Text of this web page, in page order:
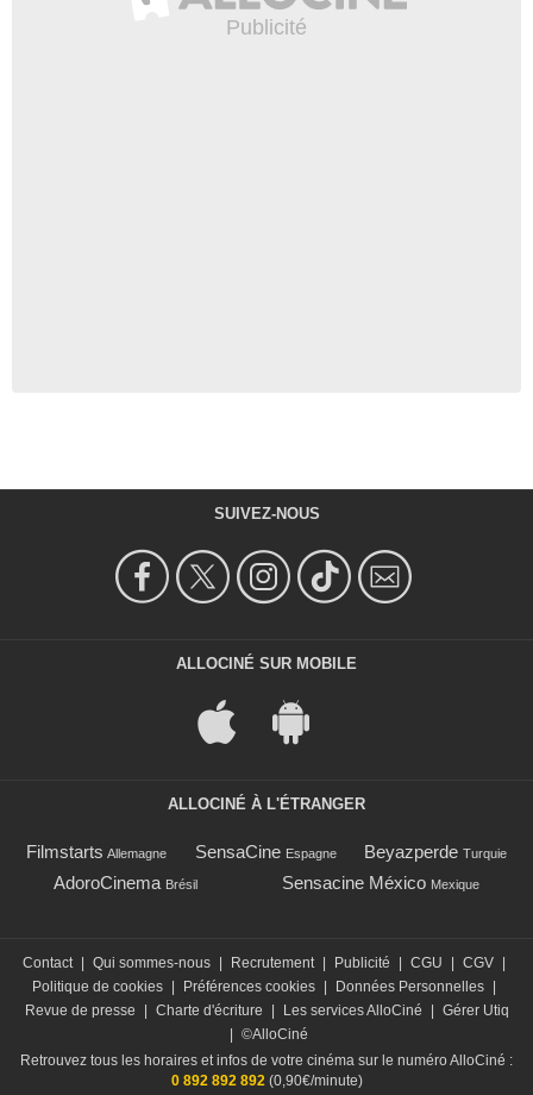
SUIVEZ-NOUS
ALLOCINÉ SUR MOBILE
ALLOCINÉ À L'ÉTRANGER
Filmstarts Allemagne SensaCine Espagne Beyazperde Turquie
AdoroCinema Brésil Sensacine México Mexique
Contact Qui sommes-nous Recrutement Publicité CGU CGV
Politique de cookies
Préférences cookies Données Personnelles
Revue de presse
Charte d'écriture Les services AlloCiné
Gérer Utiq
©AlloCiné
Retrouvez tous les horaires et infos de votre cinéma sur le numéro AlloCiné :
0 892 892 892(0,90€/minute)